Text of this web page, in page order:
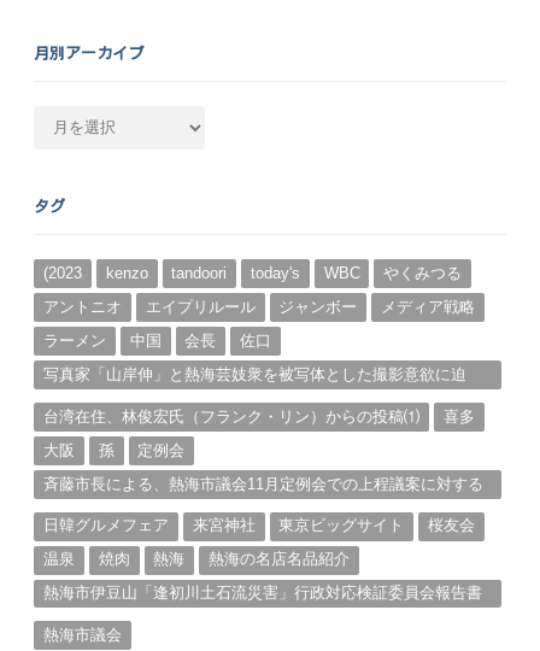
月別アーカイブ
カ
ブ
タグ
(2023 kenzo tandoori today's WBC
やくみつる
アントニオ
エイプリルール ジャンボー
メディア戦略
ラーメン
中国 会長
佐口
写真家「山岸伸」と熱海芸妓衆を被写体とした撮影意欲に迫
台湾在住、林俊宏氏（フランク・リン）からの投稿⑴
喜多
大阪
孫
定例会
斉藤市長による、熱海市議会11月定例会での上程議案に対する
日韓グルメフェア
来宮神社 東京ビッグサイト
桜友会
温泉
焼肉 熱海
熱海の名店名品紹介
熱海市伊豆山「逢初川土石流災害」行政対応検証委員会報告書
熱海市議会